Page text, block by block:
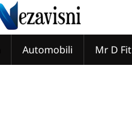
Automobili Mr D Fit